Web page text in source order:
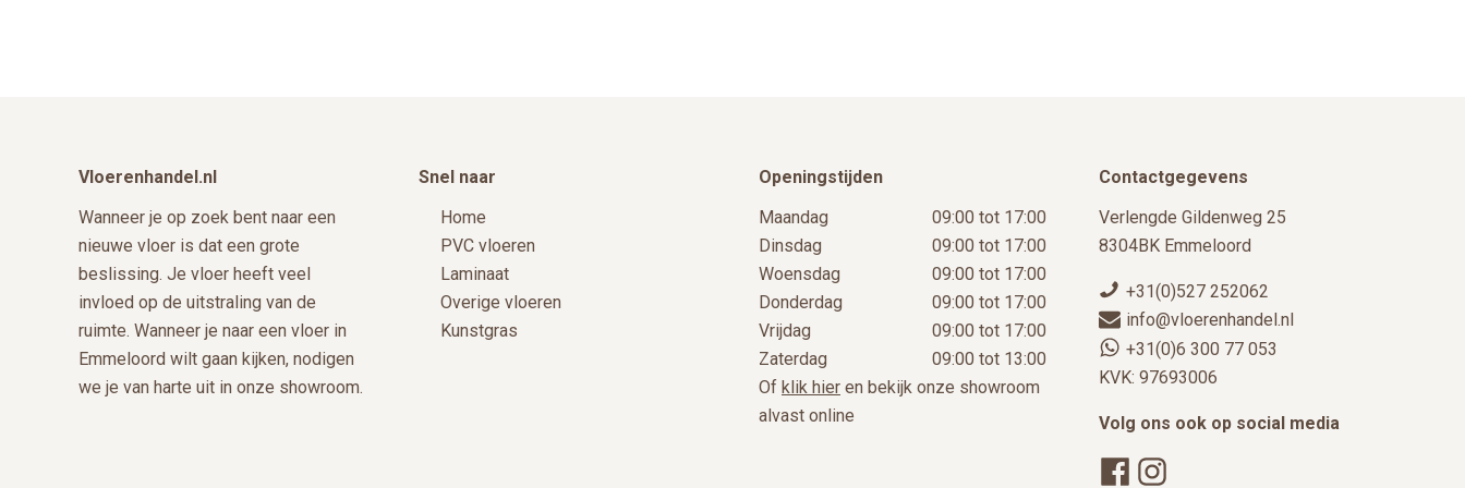
Vloerenhandel.nl
Wanneer je op zoek bent naar een
nieuwe vloer is dat een grote
beslissing. Je vloer heeft veel
invloed op de uitstraling van de
ruimte. Wanneer je naar een vloer in
Emmeloord wilt gaan kijken, nodigen
we je van harte uit in onze showroom.
Snel naar
Home
PVC vloeren
Laminaat
Overige vloeren
Kunstgras
Openingstijden
Maandag
09:00 tot 17:00
Dinsdag
09:00 tot 17:00
Woensdag
09:00 tot 17:00
Donderdag
09:00 tot 17:00
Vrijdag
09:00 tot 17:00
Zaterdag
09:00 tot 13:00
Of klik hier en bekijk onze showroom
alvast online
Contactgegevens
Verlengde Gildenweg 25
8304BK Emmeloord
+31(0)527 252062
info@vloerenhandel.nl
+31(0)6 300 77 053
KVK: 97693006
Volg ons ook op social media